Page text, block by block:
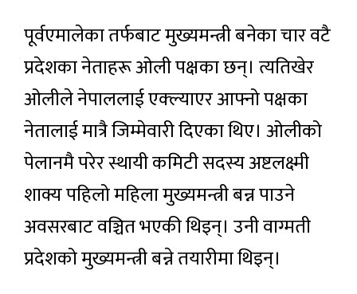
पूर्वएमालेका तर्फबाट मुख्यमन्त्री बनेका चार वटै
प्रदेशका नेताहरू ओली पक्षका छन्। त्यतिखेर
ओलीले नेपाललाई एक्ल्याएर आफ्नो पक्षका
नेतालाई मात्रै जिम्मेवारी दिएका थिए। ओलीको
पेलानमै परेर स्थायी कमिटी सदस्य अष्टलक्ष्मी
शाक्य पहिलो महिला मुख्यमन्त्री बन्न पाउने
अवसरबाट वञ्चित भएकी थिइन्। उनी वाग्मती
प्रदेशको मुख्यमन्त्री बन्ने तयारीमा थिइन्।